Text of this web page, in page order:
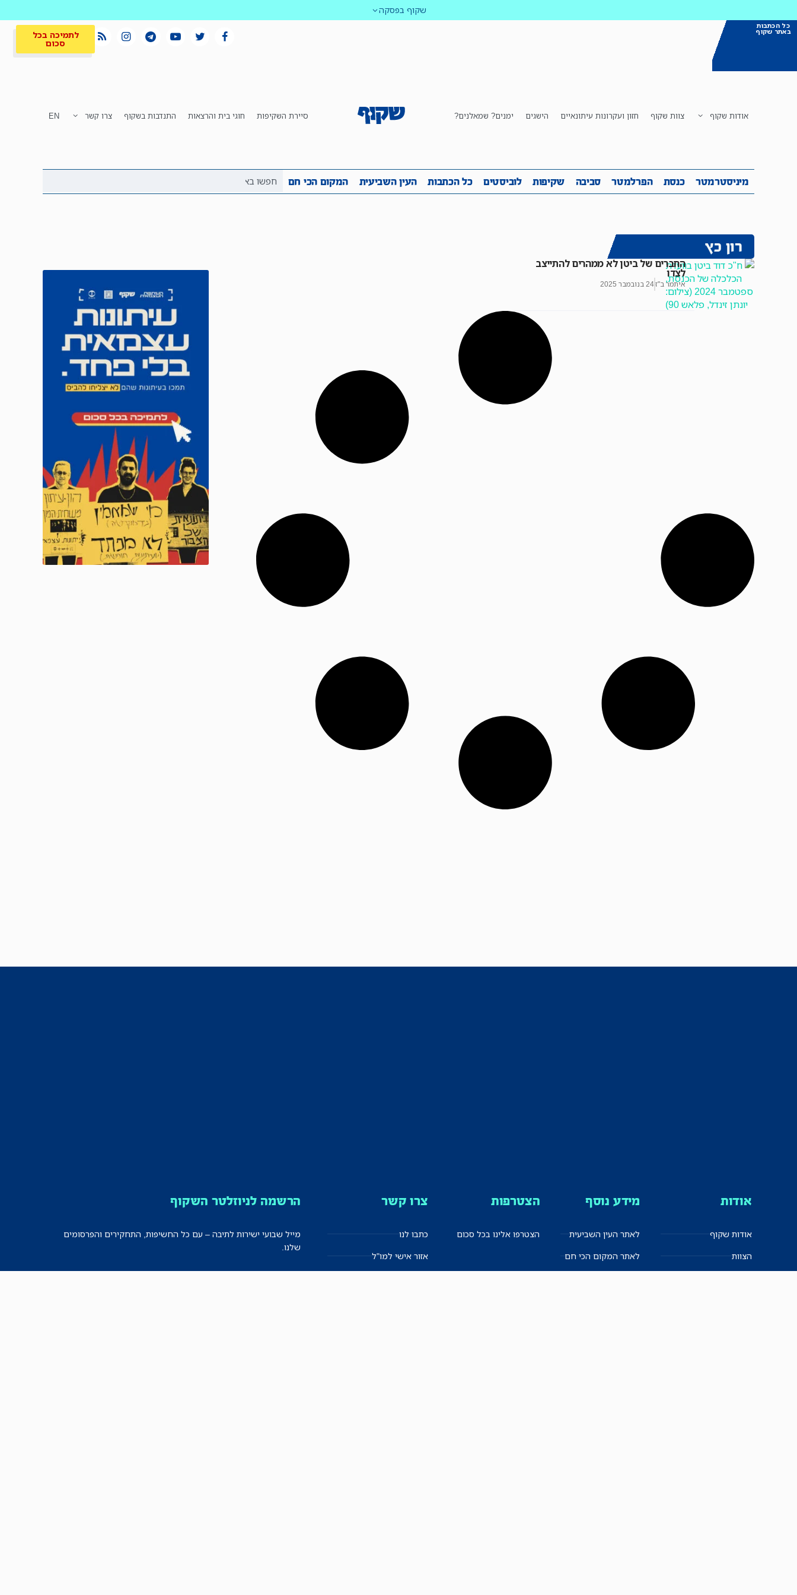
שקוף בפסקה
כל הכתבות
באתר שקוף לתמיכה בכל
סכום
אודות שקוף צוות שקוף חזון ועקרונות עיתונאיים הישגים ימנים? שמאלנים? סיירת השקיפות חוגי בית והרצאות התנדבות בשקוף צרו קשר EN
מיניסטרמטר כנסת הפרלמטר סביבה שקיפות לוביסטים כל הכתבות העין השביעית המקום הכי חם
מיניסטרמטר כנסת הפרלמטר סביבה שקיפות לוביסטים כל הכתבות העין השביעית המקום הכי חם לתמיכה בכל
רון כץ
החברים של ביטן לא ממהרים להתייצב
לצדו
איתמר ב"ז24 בנובמבר 2025
אודות
אודות שקוף
הצוות
מידע נוסף
לאתר העין השביעית
לאתר המקום הכי חם
הצטרפות
הצטרפו אלינו בכל סכום
צרו קשר
כתבו לנו
אזור אישי למו"ל
הרשמה לניוזלטר השקוף
מייל שבועי ישירות לתיבה – עם כל החשיפות, התחקירים והפרסומים
שלנו.